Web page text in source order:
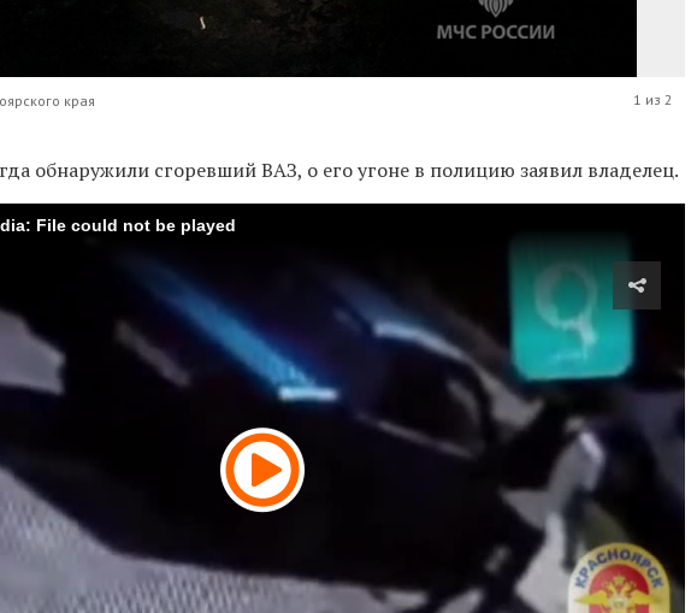
края 1 из 2
обнаружили сгоревший ВАЗ, о его угоне в полицию заявил владелец.
File could not be played